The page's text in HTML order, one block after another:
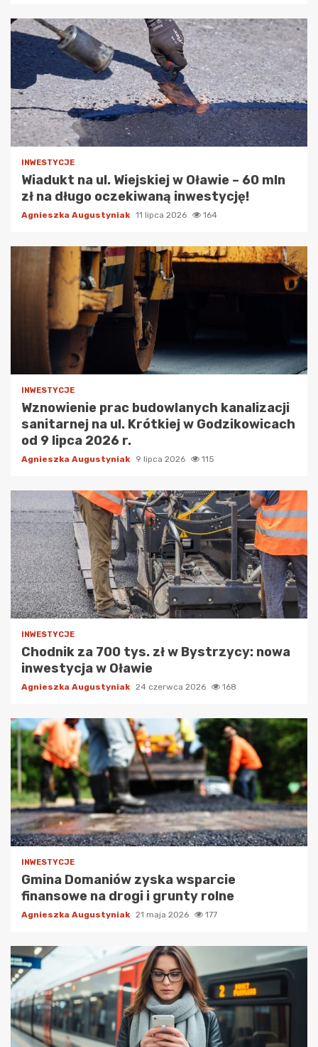
INWESTYCJE
Wiadukt na ul. Wiejskiej w Oławie – 60 mln
zł na długo oczekiwaną inwestycję!
Agnieszka Augustyniak 11 lipca 2026 164
INWESTYCJE
Wznowienie prac budowlanych kanalizacji
sanitarnej na ul. Krótkiej w Godzikowicach
od 9 lipca 2026 r.
Agnieszka Augustyniak 9 lipca 2026 115
INWESTYCJE
Chodnik za 700 tys. zł w Bystrzycy: nowa
inwestycja w Oławie
Agnieszka Augustyniak 24 czerwca 2026 168
INWESTYCJE
Gmina Domaniów zyska wsparcie
finansowe na drogi i grunty rolne
Agnieszka Augustyniak 21 maja 2026 177